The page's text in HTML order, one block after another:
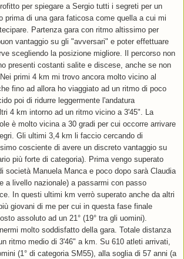
per spiegare a Sergio tutti i segreti per un
prima di una gara faticosa come quella a cui mi
Partenza gara con ritmo altissimo per
vantaggio su gli "avversari" e poter effettuare
scegliendo la posizione migliore. Il percorso non
presenti costanti salite e discese, anche se non
primi 4 km mi trovo ancora molto vicino al
fino ad allora ho viaggiato ad un ritmo di poco
poi di ridurre leggermente l'andatura
4 km intorno ad un ritmo vicino a 3'45". La
è molto vicina a 30 gradi per cui occorre arrivare
Gli ultimi 3,4 km li faccio cercando di
cosciente di avere un discreto vantaggio su
più forte di categoria). Prima vengo superato
società Manuela Manca e poco dopo sarà Claudia
a livello nazionale) a passarmi con passo
In questi ultimi km verrò superato anche da altri
giovani di me per cui in questa fase finale
assoluto ad un 21° (19° tra gli uomini).
molto soddisfatto della gara. Totale distanza
ritmo medio di 3'46" a km. Su 610 atleti arrivati,
(1° di categoria SM55), alla soglia di 57 anni (a